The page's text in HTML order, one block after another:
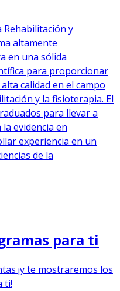
Rehabilitación y
altamente
en una sólida
para proporcionar
calidad en el campo
y la fisioterapia. El
para llevar a
evidencia en
experiencia en un
de la
para ti
¡y te mostraremos los
ti!